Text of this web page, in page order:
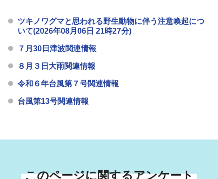
ツキノワグマと思われる野生動物に伴う注意喚起につ
いて(2026年08月06日 21時27分)
７月30日津波関連情報
８月３日大雨関連情報
令和６年台風第７号関連情報
台風第13号関連情報
このページに関するアンケート